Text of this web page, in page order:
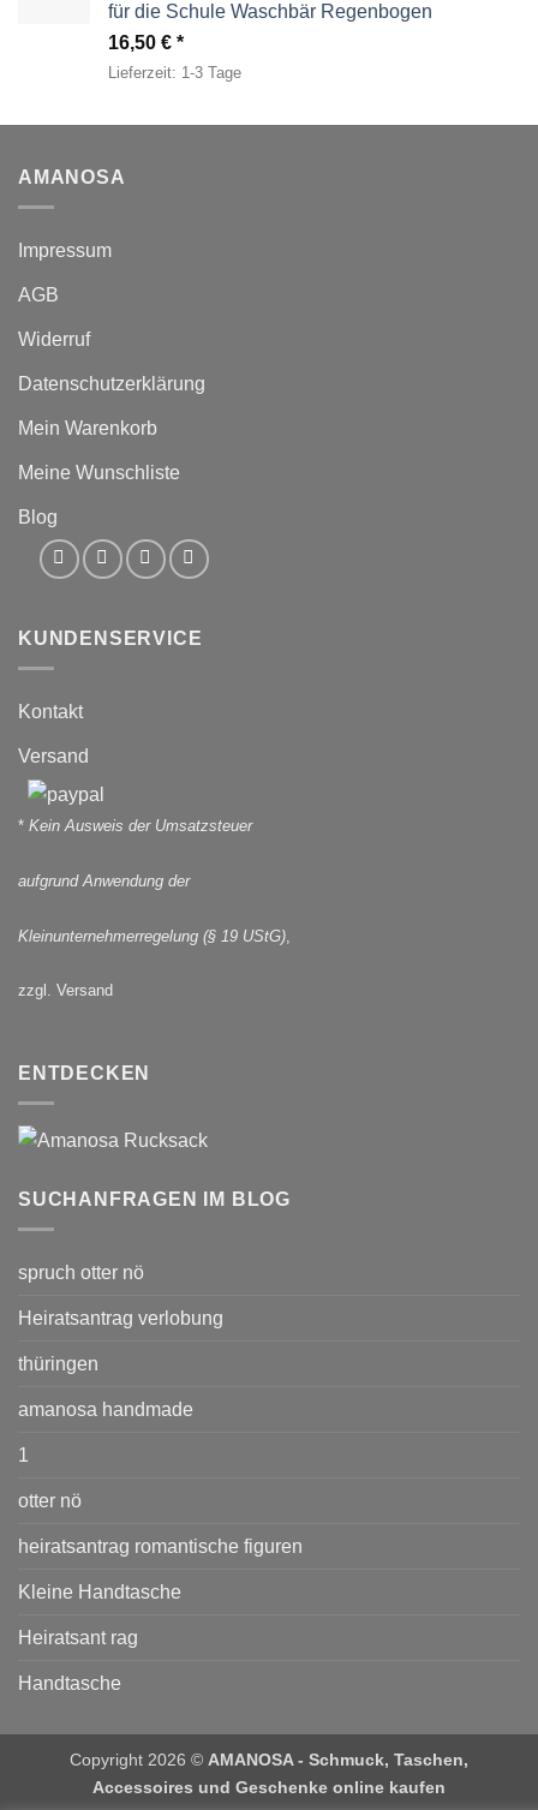
für die Schule Waschbär Regenbogen
16,50 €
Lieferzeit: 1-3 Tage
AMANOSA
Impressum
AGB
Widerruf
Datenschutzerklärung
Mein Warenkorb
Meine Wunschliste
Blog
KUNDENSERVICE
Kontakt
Versand
* Kein Ausweis der Umsatzsteuer
aufgrund Anwendung der
Kleinunternehmerregelung (§ 19 UStG)
zzgl. Versand
ENTDECKEN
SUCHANFRAGEN IM BLOG
spruch otter nö
Heiratsantrag verlobung
thüringen
amanosa handmade
1
otter nö
heiratsantrag romantische figuren
Kleine Handtasche
Heiratsant rag
Handtasche
Copyright 2026 © AMANOSA - Schmuck, Taschen,
Accessoires und Geschenke online kaufen